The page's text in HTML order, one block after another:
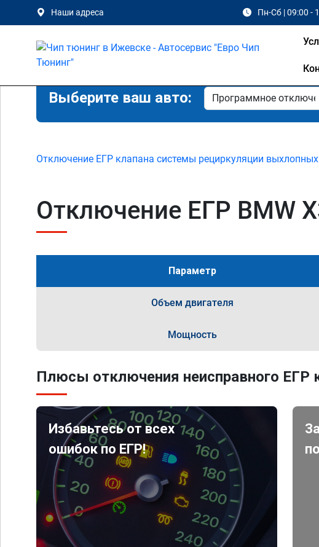
Наши адреса Пн-Сб | 09:00 -
Выберите ваш авто:
Отключение ЕГР клапана системы рециркуляции выхлопных
Отключение ЕГР BMW
Параметр
Объем двигателя
Мощность
Плюсы отключения неисправного ЕГР
Избавьтесь от всех
ошибок по ЕГР!